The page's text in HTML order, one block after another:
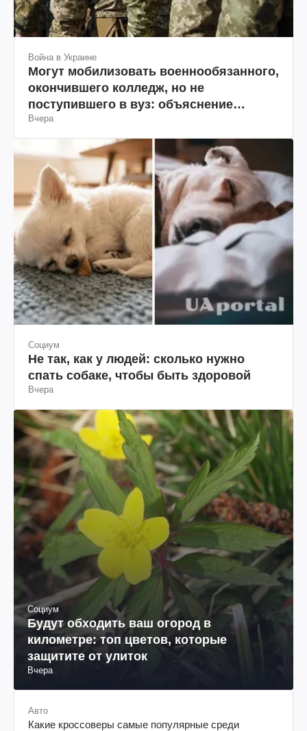
Война в Украине
Могут мобилизовать военнообязанного,
окончившего колледж, но не
поступившего в вуз: объяснение
юриста
Вчера
Социум
Не так, как у людей: сколько нужно
спать собаке, чтобы быть здоровой
Вчера
Социум
Будут обходить ваш огород в
километре: топ цветов, которые
защитите от улиток
Вчера
Авто
Какие кроссоверы самые популярные среди